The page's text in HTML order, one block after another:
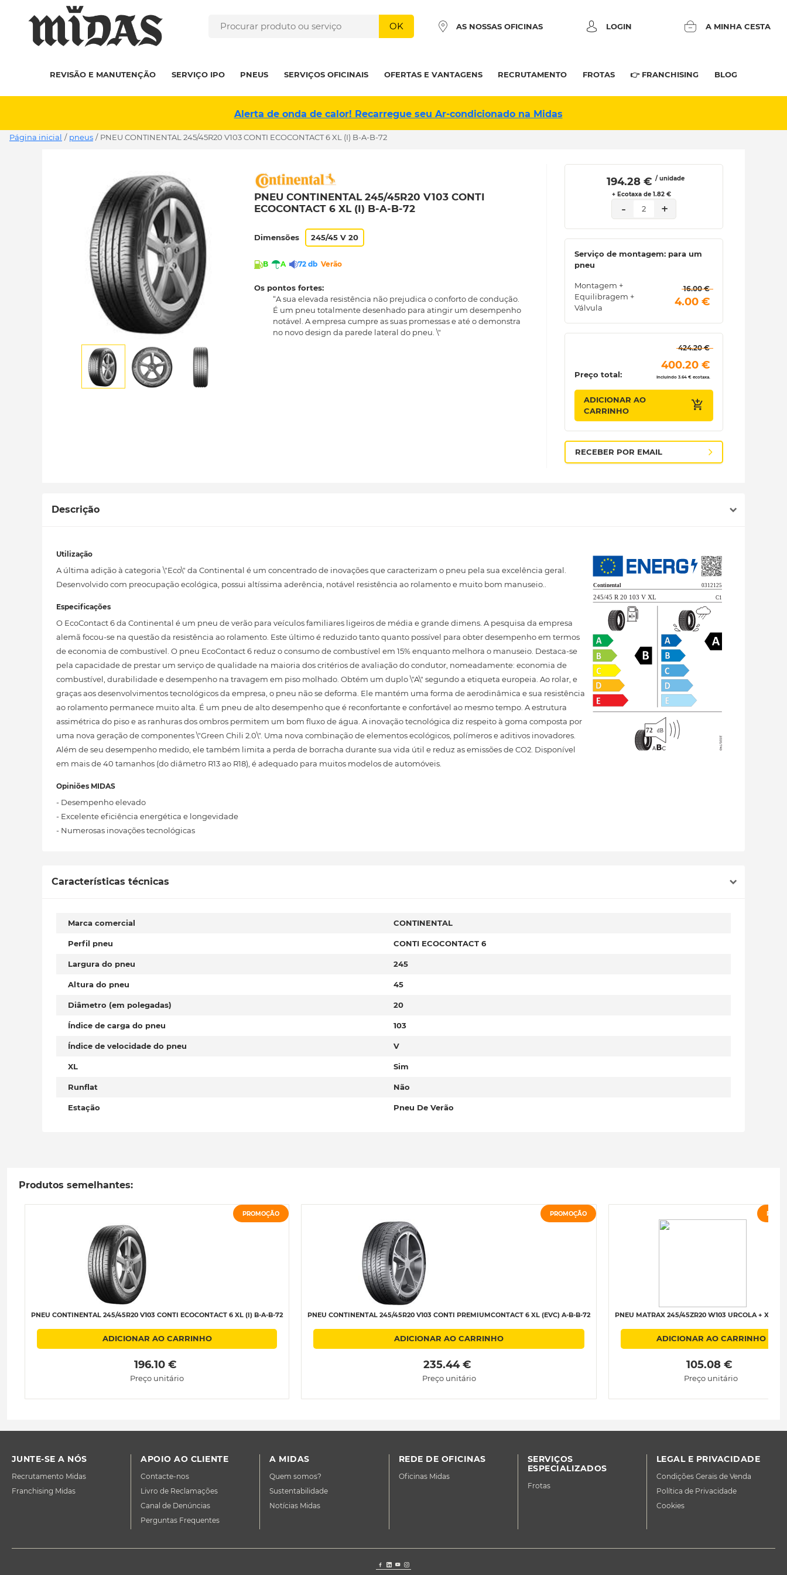
OK AS NOSSAS OFICINAS LOGIN A MINHA CESTA
REVISÃO E MANUTENÇÃO SERVIÇO IPO PNEUS SERVIÇOS OFICINAIS OFERTAS E VANTAGENS RECRUTAMENTO FROTAS 👉 FRANCHISING BLOG
Alerta de onda de calor! Recarregue seu Ar-condicionado na Midas
Página inicial / pneus / PNEU CONTINENTAL 245/45R20 V103 CONTI ECOCONTACT 6 XL (I) B-A-B-72
PNEU CONTINENTAL 245/45R20 V103 CONTI
ECOCONTACT 6 XL (I) B-A-B-72
Dimensões 245/45 V 20
B A 72 db Verão
Os pontos fortes:
“A sua elevada resistência não prejudica o conforto de condução.
É um pneu totalmente desenhado para atingir um desempenho
notável. A empresa cumpre as suas promessas e até o demonstra
no novo design da parede lateral do pneu. \"
194.28 € / unidade
+ Ecotaxa de 1.82 €
- 2 +
Serviço de montagem: para um
pneu
Montagem +
Equilibragem +
Válvula
16.00 €
4.00 €
Preço total:
424.20 €
400.20 €
Incluindo 3.64 € ecotaxa.
ADICIONAR AO
CARRINHO
RECEBER POR EMAIL
Descrição
Utilização
A última adição à categoria \"Eco\" da Continental é um concentrado de inovações que caracterizam o pneu pela sua excelência geral.
Desenvolvido com preocupação ecológica, possui altíssima aderência, notável resistência ao rolamento e muito bom manuseio..
Especificações
O EcoContact 6 da Continental é um pneu de verão para veículos familiares ligeiros de média e grande dimens. A pesquisa da empresa
alemã focou-se na questão da resistência ao rolamento. Este último é reduzido tanto quanto possível para obter desempenho em termos
de economia de combustível. O pneu EcoContact 6 reduz o consumo de combustível em 15% enquanto melhora o manuseio. Destaca-se
pela capacidade de prestar um serviço de qualidade na maioria dos critérios de avaliação do condutor, nomeadamente: economia de
combustível, durabilidade e desempenho na travagem em piso molhado. Obtém um duplo \"A\" segundo a etiqueta europeia. Ao rolar, e
graças aos desenvolvimentos tecnológicos da empresa, o pneu não se deforma. Ele mantém uma forma de aerodinâmica e sua resistência
ao rolamento permanece muito alta. É um pneu de alto desempenho que é reconfortante e confortável ao mesmo tempo. A estrutura
assimétrica do piso e as ranhuras dos ombros permitem um bom fluxo de água. A inovação tecnológica diz respeito à goma composta por
uma nova geração de componentes \"Green Chili 2.0\". Uma nova combinação de elementos ecológicos, polímeros e aditivos inovadores.
Além de seu desempenho medido, ele também limita a perda de borracha durante sua vida útil e reduz as emissões de CO2. Disponível
em mais de 40 tamanhos (do diâmetro R13 ao R18), é adequado para muitos modelos de automóveis.
Opiniões MIDAS
- Desempenho elevado
- Excelente eficiência energética e longevidade
- Numerosas inovações tecnológicas
Características técnicas
Marca comercial CONTINENTAL
Perfil pneu CONTI ECOCONTACT 6
Largura do pneu 245
Altura do pneu 45
Diâmetro (em polegadas) 20
Índice de carga do pneu 103
Índice de velocidade do pneu V
XL Sim
Runflat Não
Estação Pneu De Verão
Produtos semelhantes:
PROMOÇÃO
PNEU CONTINENTAL 245/45R20 V103 CONTI ECOCONTACT 6 XL (I) B-A-B-72
ADICIONAR AO CARRINHO
196.10 €
Preço unitário
PROMOÇÃO
PNEU CONTINENTAL 245/45R20 V103 CONTI PREMIUMCONTACT 6 XL (EVC) A-B-B-72
ADICIONAR AO CARRINHO
235.44 €
Preço unitário
PNEU MATRAX 245/45ZR20 W103 URCOLA + XL C -
ADICIONAR AO CARRINHO
105.08 €
Preço unitário
JUNTE-SE A NÓS
Recrutamento Midas
Franchising Midas
APOIO AO CLIENTE
Contacte-nos
Livro de Reclamações
Canal de Denúncias
Perguntas Frequentes
A MIDAS
Quem somos?
Sustentabilidade
Notícias Midas
REDE DE OFICINAS
Oficinas Midas
SERVIÇOS
ESPECIALIZADOS
Frotas
LEGAL E PRIVACIDADE
Condições Gerais de Venda
Política de Privacidade
Cookies